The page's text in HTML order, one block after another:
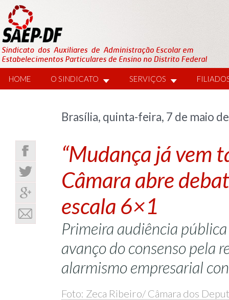
HOME O SINDICATO SERVIÇOS
Brasília, quinta-feira, 7 de maio
“Mudança já vem
Câmara abre
escala 6×1
Primeira audiência
avanço do consenso pela
alarmismo empresarial
Foto: Zeca Ribeiro/ Câmara dos